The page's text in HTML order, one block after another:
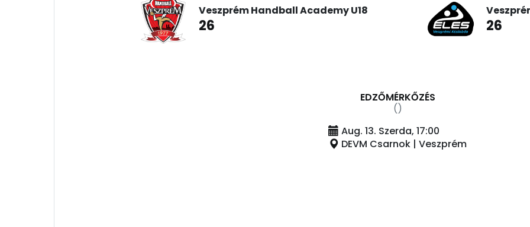
Veszprém Handball Academy U18
26 26
EDZŐMÉRKŐZÉS
()
Aug. 13. Szerda, 17:00
DEVM Csarnok | Veszprém